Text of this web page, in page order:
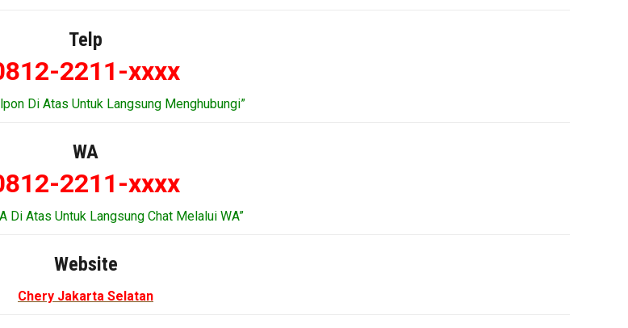
Telp
2211-xxxx
Di Atas Untuk Langsung Menghubungi”
WA
2211-xxxx
Di Atas Untuk Langsung Chat Melalui WA”
Website
Chery Jakarta Selatan